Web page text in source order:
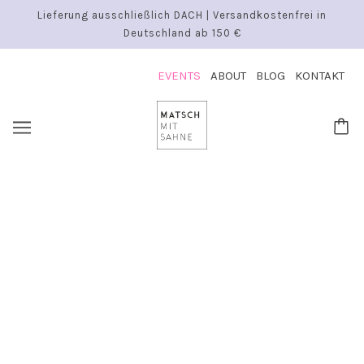
Lieferung ausschließlich DACH | Versandkostenfrei in
Deutschland ab 150 €
EVENTS ABOUT BLOG KONTAKT